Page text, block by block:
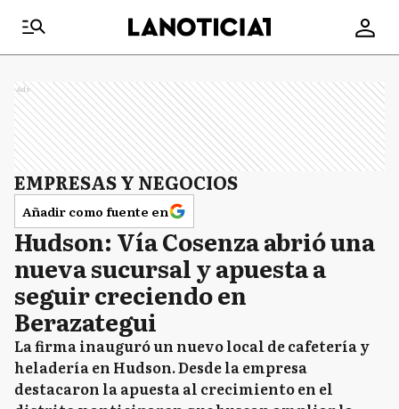
Ads
EMPRESAS Y NEGOCIOS
Añadir como fuente en
Hudson: Vía Cosenza abrió una
nueva sucursal y apuesta a
seguir creciendo en
Berazategui
La firma inauguró un nuevo local de cafetería y
heladería en Hudson. Desde la empresa
destacaron la apuesta al crecimiento en el